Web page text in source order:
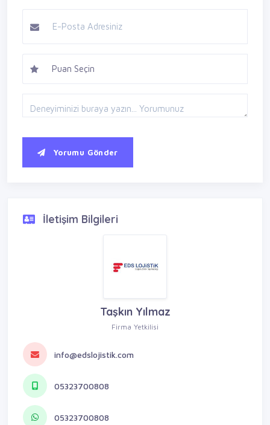
Yorumu Gönder
İletişim Bilgileri
Taşkın Yılmaz
Firma Yetkilisi
info@edslojistik.com
05323700808
05323700808